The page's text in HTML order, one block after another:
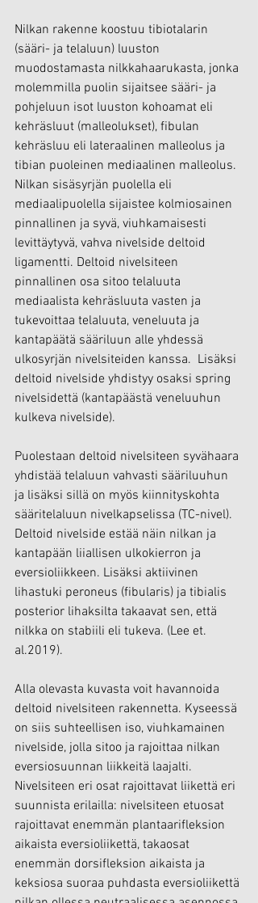
Nilkan rakenne koostuu tibiotalarin
(sääri- ja telaluun) luuston
muodostamasta nilkkahaarukasta, jonka
molemmilla puolin sijaitsee sääri- ja
pohjeluun isot luuston kohoamat eli
kehräsluut (malleolukset), fibulan
kehräsluu eli lateraalinen malleolus ja
tibian puoleinen mediaalinen malleolus.
Nilkan sisäsyrjän puolella eli
mediaalipuolella sijaistee kolmiosainen
pinnallinen ja syvä, viuhkamaisesti
levittäytyvä, vahva nivelside deltoid
ligamentti. Deltoid nivelsiteen
pinnallinen osa sitoo telaluuta
mediaalista kehräsluuta vasten ja
tukevoittaa telaluuta, veneluuta ja
kantapäätä sääriluun alle yhdessä
ulkosyrjän nivelsiteiden kanssa.  Lisäksi
deltoid nivelside yhdistyy osaksi spring
nivelsidettä (kantapäästä veneluuhun
kulkeva nivelside).
Puolestaan deltoid nivelsiteen syvähaara
yhdistää telaluun vahvasti sääriluuhun
ja lisäksi sillä on myös kiinnityskohta
sääritelaluun nivelkapselissa (TC-nivel).
Deltoid nivelside estää näin nilkan ja
kantapään liiallisen ulkokierron ja
eversioliikkeen. Lisäksi aktiivinen
lihastuki peroneus (fibularis) ja tibialis
posterior lihaksilta takaavat sen, että
nilkka on stabiili eli tukeva. (Lee et.
al.2019).
Alla olevasta kuvasta voit havannoida
deltoid nivelsiteen rakennetta. Kyseessä
on siis suhteellisen iso, viuhkamainen
nivelside, jolla sitoo ja rajoittaa nilkan
eversiosuunnan liikkeitä laajalti.
Nivelsiteen eri osat rajoittavat liikettä eri
suunnista erilailla: nivelsiteen etuosat
rajoittavat enemmän plantaarifleksion
aikaista eversioliikettä, takaosat
enemmän dorsifleksion aikaista ja
keksiosa suoraa puhdasta eversioliikettä